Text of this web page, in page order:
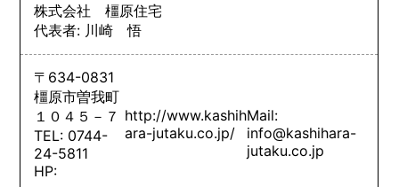
株式会社 橿原住宅
代表者: 川崎 悟
〒634-0831
橿原市曽我町
１０４５－７
TEL: 0744-
24-5811
HP:
http://www.kashih
ara-jutaku.co.jp/
Mail:
info@kashihara-
jutaku.co.jp